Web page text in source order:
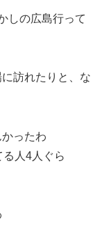
しの広島行って
訪れたりと、な
ったわ
人4人ぐら